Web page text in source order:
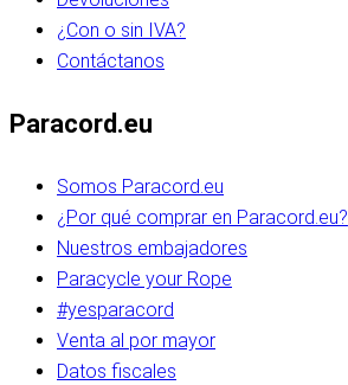
¿Con o sin IVA?
Contáctanos
Paracord.eu
Somos Paracord.eu
¿Por qué comprar en Paracord.eu?
Nuestros embajadores
Paracycle your Rope
#yesparacord
Venta al por mayor
Datos fiscales